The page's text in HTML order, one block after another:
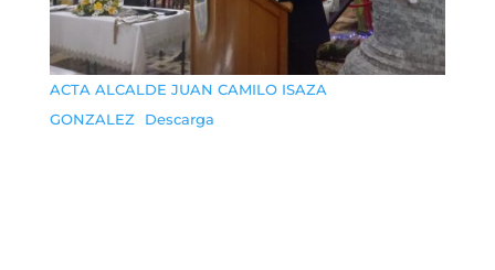
ACTA ALCALDE JUAN CAMILO ISAZA
GONZALEZ
Descarga